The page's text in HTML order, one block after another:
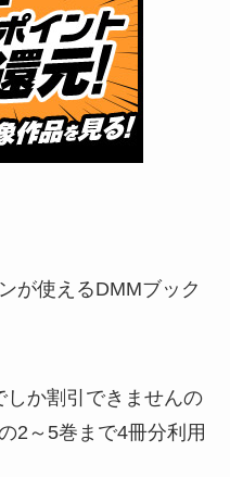
が使えるDMMブック
しか割引できませんの
2～5巻まで4冊分利用